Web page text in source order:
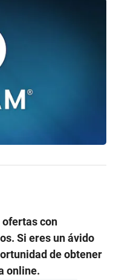
con
Si eres un ávido
de obtener
online.